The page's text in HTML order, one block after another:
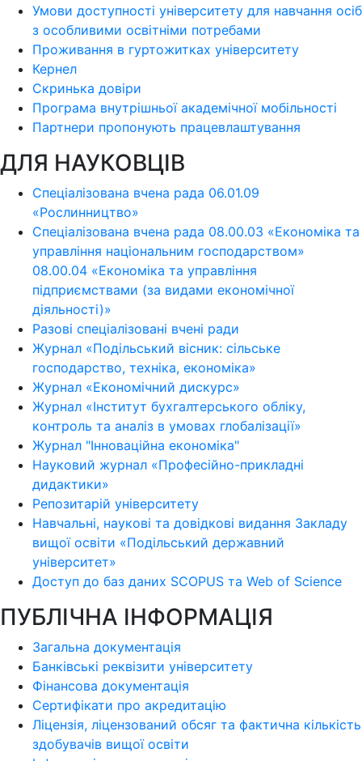
Умови доступності університету для навчання осіб
з особливими освітніми потребами
Проживання в гуртожитках університету
Кернел
Скринька довіри
Програма внутрішньої академічної мобільності
Партнери пропонують працевлаштування
ДЛЯ НАУКОВЦІВ
Спеціалізована вчена рада 06.01.09
«Рослинництво»
Спеціалізована вчена рада 08.00.03 «Економіка та
управління національним господарством»
08.00.04 «Економіка та управління
підприємствами (за видами економічної
діяльності)»
Разові спеціалізовані вчені ради
Журнал «Подільський вісник: сільське
господарство, техніка, економіка»
Журнал «Економічний дискурс»
Журнал «Інститут бухгалтерського обліку,
контроль та аналіз в умовах глобалізації»
Журнал "Інноваційна економіка"
Науковий журнал «Професійно-прикладні
дидактики»
Репозитарій університету
Навчальні, наукові та довідкові видання Закладу
вищої освіти «Подільський державний
університет»
Доступ до баз даних SCOPUS та Web of Science
ПУБЛІЧНА ІНФОРМАЦІЯ
Загальна документація
Банківські реквізити університету
Фінансова документація
Сертифікати про акредитацію
Ліцензія, ліцензований обсяг та фактична кількість
здобувачів вищої освіти